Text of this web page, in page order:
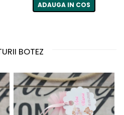
ADAUGA IN COS
BOTEZ